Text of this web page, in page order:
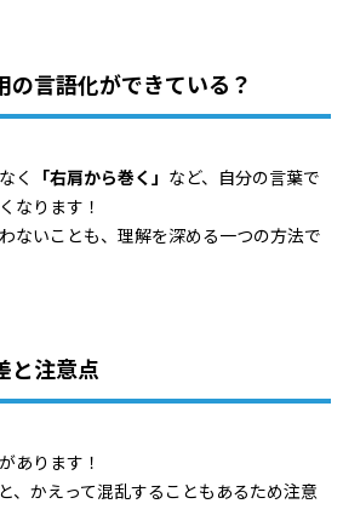
の言語化ができている？
く 「右肩から巻く」 など、 自分の言葉で
なります！
ないことも、 理解を深める一つの方法で
と注意点
あります！
かえって混乱することもあるため注意